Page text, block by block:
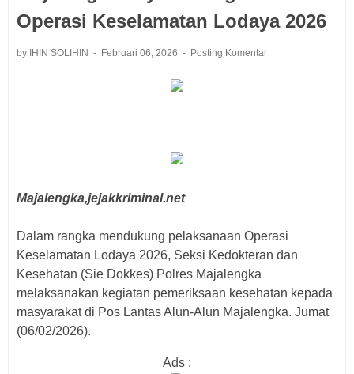
Operasi Keselamatan Lodaya 2026‎
by IHIN SOLIHIN Februari 06, 2026 Posting Komentar
Majalengka,jejakkriminal.net
Dalam rangka mendukung pelaksanaan Operasi
Keselamatan Lodaya 2026, Seksi Kedokteran dan
Kesehatan (Sie Dokkes) Polres Majalengka
melaksanakan kegiatan pemeriksaan kesehatan kepada
masyarakat di Pos Lantas Alun-Alun Majalengka. Jumat
(06/02/2026).
Ads :